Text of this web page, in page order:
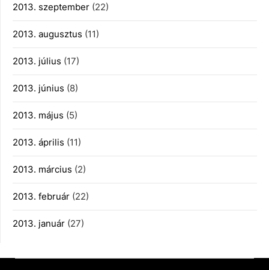
2013. szeptember (22)
2013. augusztus (11)
2013. július (17)
2013. június (8)
2013. május (5)
2013. április (11)
2013. március (2)
2013. február (22)
2013. január (27)